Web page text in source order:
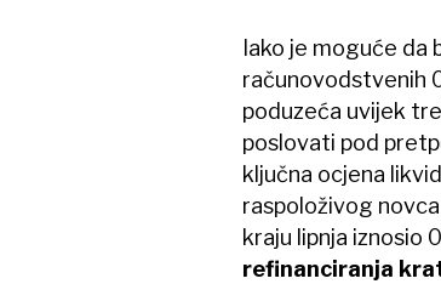
Iako je moguće
računovodstvenih
poduzeća uvijek
poslovati pod
ključna ocjena
raspoloživog
kraju lipnja iznosio
refinanciranja